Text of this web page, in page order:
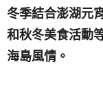
冬季結合澎湖元
和秋冬美食活動
海島風情。